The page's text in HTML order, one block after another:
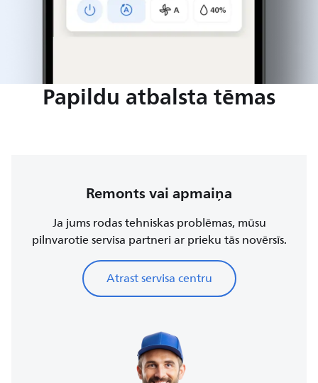
Papildu atbalsta tēmas
Remonts vai apmaiņa
Ja jums rodas tehniskas problēmas, mūsu
pilnvarotie servisa partneri ar prieku tās novērsīs.
Atrast servisa centru